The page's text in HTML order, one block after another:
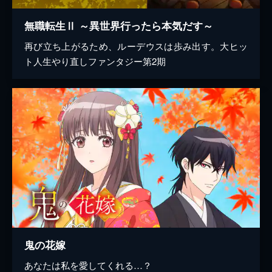
無職転生Ⅱ ～異世界行ったら本気だす～
再び立ち上がるため、ルーデウスは歩み出す。大ヒッ
ト人生やり直しファンタジー第2期
鬼の花嫁
あなたは私を愛してくれる…？